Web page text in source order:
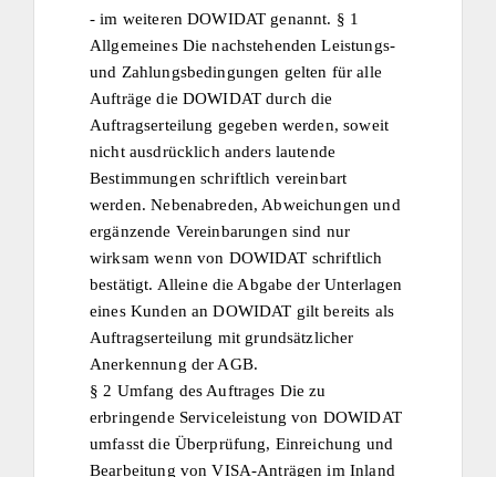
- im weiteren DOWIDAT genannt. § 1
Allgemeines Die nachstehenden Leistungs-
und Zahlungsbedingungen gelten für alle
Aufträge die DOWIDAT durch die
Auftragserteilung gegeben werden, soweit
nicht ausdrücklich anders lautende
Bestimmungen schriftlich vereinbart
werden. Nebenabreden, Abweichungen und
ergänzende Vereinbarungen sind nur
wirksam wenn von DOWIDAT schriftlich
bestätigt. Alleine die Abgabe der Unterlagen
eines Kunden an DOWIDAT gilt bereits als
Auftragserteilung mit grundsätzlicher
Anerkennung der AGB.
§ 2 Umfang des Auftrages Die zu
erbringende Serviceleistung von DOWIDAT
umfasst die Überprüfung, Einreichung und
Bearbeitung von VISA-Anträgen im Inland